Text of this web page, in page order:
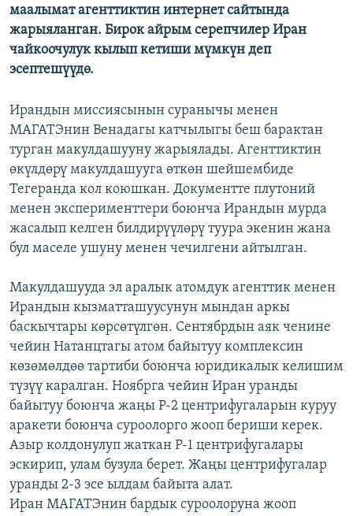
маалымат агенттиктин интернет сайтында
жарыяланган. Бирок айрым серепчилер Иран
чайкоочулук кылып кетиши мүмкүн деп
эсептешүүдө.
Ирандын миссиясынын суранычы менен
МАГАТЭнин Венадагы катчылыгы беш барактан
турган макулдашууну жарыялады. Агенттиктин
өкүлдөрү макулдашууга өткөн шейшембиде
Тегеранда кол коюшкан. Документте плутоний
менен эксперименттери боюнча Ирандын мурда
жасалып келген билдирүүлөрү туура экенин жана
бул маселе ушуну менен чечилгени айтылган.
Макулдашууда эл аралык атомдук агенттик менен
Ирандын кызматташуусунун мындан аркы
баскычтары көрсөтүлгөн. Сентябрдын аяк ченине
чейин Натанцтагы атом байытуу комплексин
көзөмөлдөө тартиби боюнча юридикалык келишим
түзүү каралган. Ноябрга чейин Иран уранды
байытуу боюнча жаңы Р-2 центрифугаларын куруу
аракети боюнча суроолорго жооп бериши керек.
Азыр колдонулуп жаткан Р-1 центрифугалары
эскирип, улам бузула берет. Жаңы центрифугалар
уранды 2-3 эсе ылдам байыта алат.
Иран МАГАТЭнин бардык суроолоруна жооп